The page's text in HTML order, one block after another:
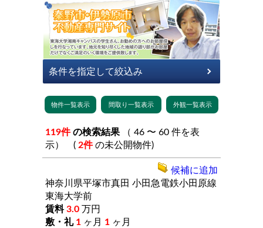
119件 の検索結果
示） ( 2件 の未公開物件)
神奈川県平塚市真田 小田急電鉄小田原線
東海大学前
3.0 万円
1 ヶ月 1 ヶ月
候補に追加